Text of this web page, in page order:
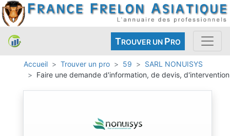
TROUVER UN PRO
Accueil Trouver un pro 59
SARL NONUISYS
Faire une demande d'information, de devis, d'intervention